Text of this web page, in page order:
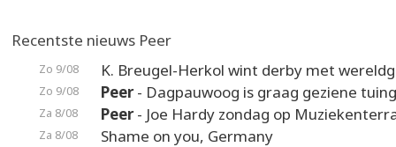
Recentste nieuws Peer
Zo 9/08 K. Breugel-Herkol wint derby met
Zo 9/08 Peer- Dagpauwoog is graag geziene
Za 8/08 Peer- Joe Hardy zondag op
Za 8/08 Shame on you, Germany